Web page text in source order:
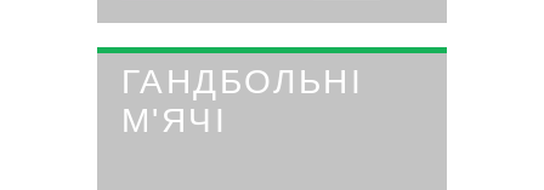
ГАНДБОЛЬНІ
М'ЯЧІ